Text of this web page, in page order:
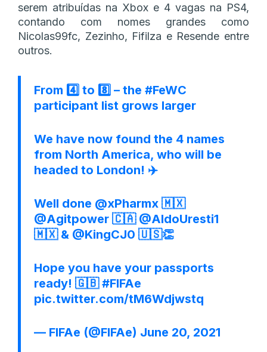
serem atribuídas na Xbox e 4 vagas na PS4,
contando com nomes grandes como
Nicolas99fc, Zezinho, Fifilza e Resende entre
outros.
From 4️⃣ to 8️⃣ – the #FeWC
participant list grows larger
We have now found the 4 names
from North America, who will be
headed to London! ✈️
Well done @xPharmx 🇲🇽
@Agitpower 🇨🇦 @AldoUresti1
🇲🇽 & @KingCJ0 🇺🇸👏
Hope you have your passports
ready! 🇬🇧#FIFAe
pic.twitter.com/tM6Wdjwstq
— FIFAe (@FIFAe) June 20, 2021